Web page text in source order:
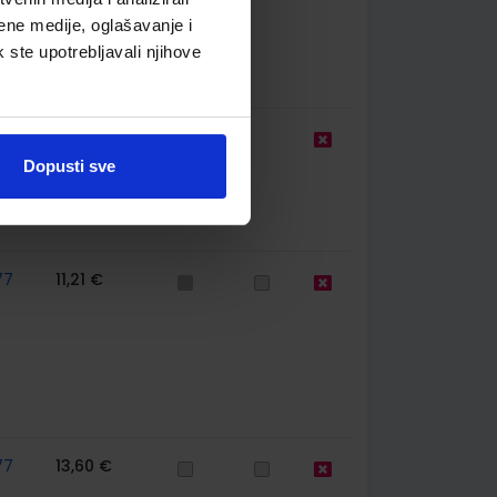
medije, oglašavanje i
ste upotrebljavali njihove
Dopusti sve
10,20 €
11,21 €
13,60 €